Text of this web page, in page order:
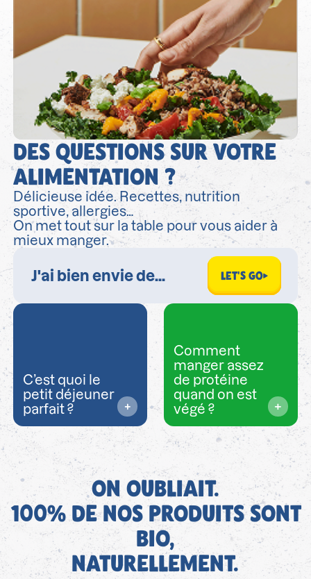
DES QUESTIONS SUR VOTRE
ALIMENTATION ?
Délicieuse idée. Recettes, nutrition
sportive, allergies…
On met tout sur la table pour vous aider à
mieux manger.
LET'S GO
C’est quoi le
petit déjeuner
parfait ?
Comment
manger assez
de protéine
quand on est
végé ?
ON OUBLIAIT.
100% DE NOS PRODUITS SONT
BIO,
NATURELLEMENT.